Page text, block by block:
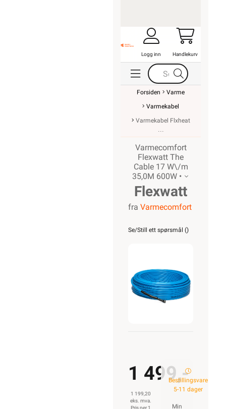
Logg inn Handlekurv
Forsiden
Varme
Varmekabel
Varmekabel Flxheat
Varmecomfort
Flexwatt The
Cable 17 W\/m
35,0M 600W •
Flexwatt
the cable
17W/M
35m
fra Varmecomfort
Se/Still ett spørsmål ()
1 499,-
1 199,20
eks. mva.
Pris per 1
Bestillingsvare
5-11 dager
Min